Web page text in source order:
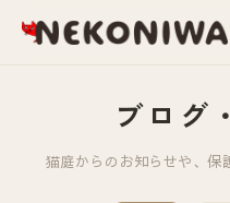
ブログ
猫庭からのお知らせや、保